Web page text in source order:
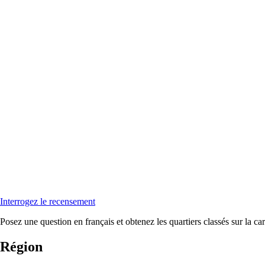
Interrogez le recensement
Posez une question en français et obtenez les quartiers classés sur la
Région